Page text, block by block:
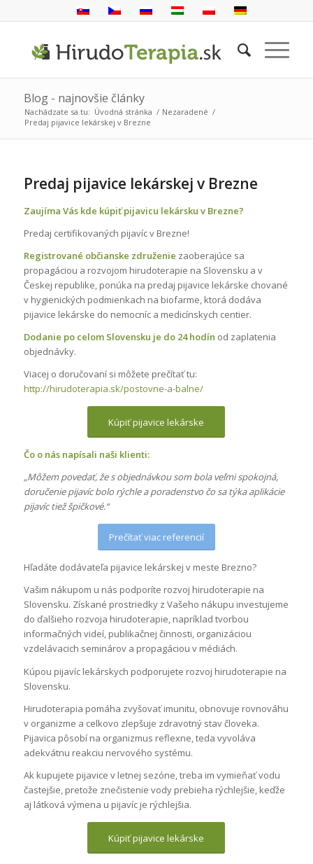
Blog - najnovšie články
Nachádzate sa tu: Úvodná stránka / Nezaradené /
Predaj pijavice lekárskej v Brezne
Predaj pijavice lekárskej v Brezne
Zaujíma Vás kde kúpiť pijavicu lekársku v Brezne?
Predaj certifikovaných pijavíc v Brezne!
Registrované občianske združenie zaoberajúce sa
propagáciou a rozvojom hirudoterapie na Slovensku a v
Českej republike, ponúka na predaj pijavice lekárske chované
v hygienických podmienkach na biofarme, ktorá dodáva
pijavice lekárske do nemocníc a medicínskych centier.
Dodanie po celom Slovensku je do 24 hodín od zaplatenia
objednávky.
Viacej o doručovaní si môžete prečítať tu:
http://hirudoterapia.sk/postovne-a-balne/
Kúpiť pijavice lekárske
Čo o nás napísali naši klienti:
„Môžem povedať, že s objednávkou som bola veľmi spokojná,
doručenie pijavíc bolo rýchle a poradenstvo čo sa týka aplikácie
pijavíc tiež špičkové.“
Prečítať viac referencií
Hľadáte dodávateľa pijavice lekárskej v meste Brezno?
Vašim nákupom u nás podporíte rozvoj hirudoterapie na
Slovensku. Získané prostriedky z Vašeho nákupu investujeme
do ďalšieho rozvoja hirudoterapie, napríklad tvorbou
informačných videí, publikačnej činnosti, organizáciou
vzdelávacich seminárov a propagáciou v médiách.
Kúpou pijavíc lekárskych podporujete rozvoj hirudoterapie na
Slovensku.
Hirudoterapia pomáha zvyšovať imunitu, obnovuje rovnováhu
v organizme a celkovo zlepšuje zdravotný stav človeka.
Pijavica pôsobí na organizmus reflexne, teda vyvoláva
adekvátnu reakciu nervového systému.
Ak kupujete pijavice v letnej sezóne, treba im vymieňať vodu
častejšie, pretože znečistenie vody prebieha rýchlejšie, keďže
aj látková výmena u pijavíc je rýchlejšia.
Kúpiť pijavice lekárske